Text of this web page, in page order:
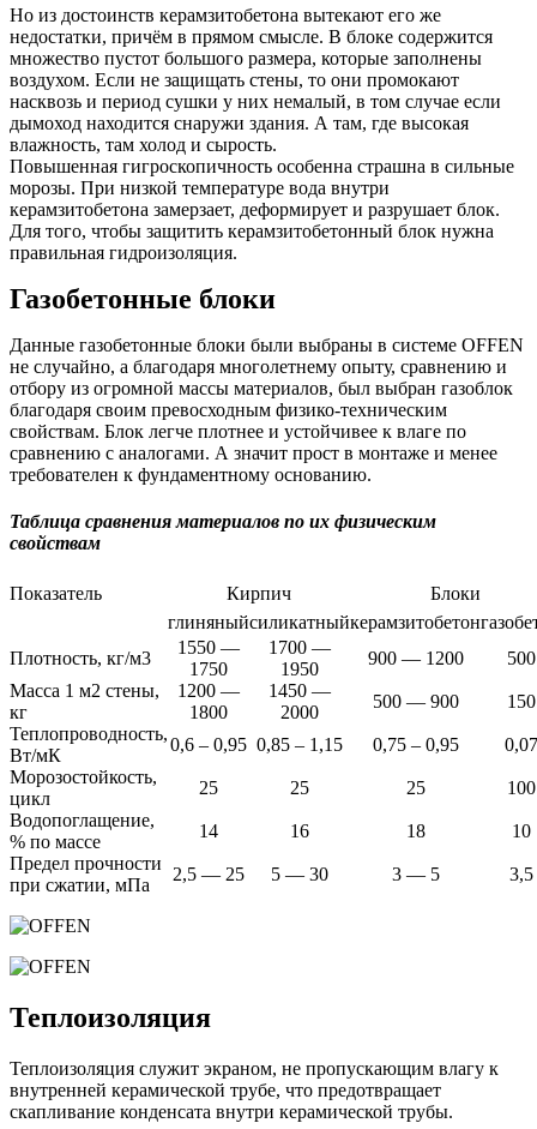
Но из достоинств керамзитобетона вытекают его же
недостатки, причём в прямом смысле. В блоке содержится
множество пустот большого размера, которые заполнены
воздухом. Если не защищать стены, то они промокают
насквозь и период сушки у них немалый, в том случае если
дымоход находится снаружи здания. А там, где высокая
влажность, там холод и сырость.
Повышенная гигроскопичность особенна страшна в сильные
морозы. При низкой температуре вода внутри
керамзитобетона замерзает, деформирует и разрушает блок.
Для того, чтобы защитить керамзитобетонный блок нужна
правильная гидроизоляция.
Газобетонные блоки
Данные газобетонные блоки были выбраны в системе OFFEN
не случайно, а благодаря многолетнему опыту, сравнению и
отбору из огромной массы материалов, был выбран газоблок
благодаря своим превосходным физико-техническим
свойствам. Блок легче плотнее и устойчивее к влаге по
сравнению с аналогами. А значит прост в монтаже и менее
требователен к фундаментному основанию.
Таблица сравнения материалов по их физическим
свойствам
Показатель Кирпич
Блоки
глиняныйсиликатныйкерамзитобетон
Плотность, кг/м3
1550 —
1750
1700 —
1950
900 — 1200
500
Масса 1 м2 стены,
кг
1200 —
1800
1450 —
2000
500 — 900
150
Теплопроводность,
Вт/мК
0,6 – 0,95 0,85 – 1,15 0,75 – 0,95
0,07
Морозостойкость,
цикл
25 25 25
100
Водопоглащение,
% по массе
14 16 18
10
Предел прочности
при сжатии, мПа
2,5 — 25 5 — 30 3 — 5 3,5
Теплоизоляция
Теплоизоляция служит экраном, не пропускающим влагу к
внутренней керамической трубе, что предотвращает
скапливание конденсата внутри керамической трубы.